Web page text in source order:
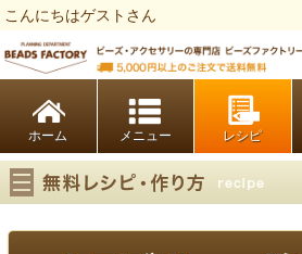
こんにちはゲストさん
ホーム レシピ